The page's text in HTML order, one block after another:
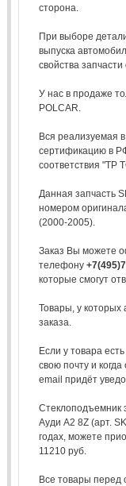
сторона.
При выборе
выпуска
свойства
У нас в продаже
POLCAR.
Вся реализуемая
сертификацию в
соответствия "ТР
Данная запчасть
номером
(2000-2005).
Заказ Вы можете
телефону
которые смогут
Товары, у которых
заказа.
Если у товара
свою почту и
email придёт
Стеклоподъемник
Ауди A2 8Z (арт.
годах, можете
11210 руб.
Все товары перед